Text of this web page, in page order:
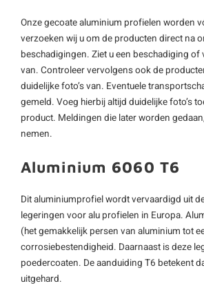
Onze gecoate aluminium profielen worden
verzoeken wij u om de producten direct na
beschadigingen. Ziet u een beschadiging
van. Controleer vervolgens ook de
duidelijke foto’s van. Eventuele
gemeld. Voeg hierbij altijd duidelijke foto’s
product. Meldingen die later worden
nemen.
Aluminium 6060 T6
Dit aluminiumprofiel wordt vervaardigd uit
legeringen voor alu profielen in Europa.
(het gemakkelijk persen van aluminium tot
corrosiebestendigheid. Daarnaast is deze
poedercoaten. De aanduiding T6 betekent
uitgehard.